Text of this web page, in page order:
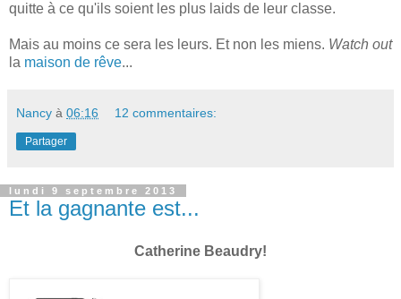
quitte à ce qu'ils soient les plus laids de leur classe.
Mais au moins ce sera les leurs. Et non les miens. Watch out
la maison de rêve...
Nancy à 06:16 12 commentaires:
Partager
lundi 9 septembre 2013
Et la gagnante est...
Catherine Beaudry!